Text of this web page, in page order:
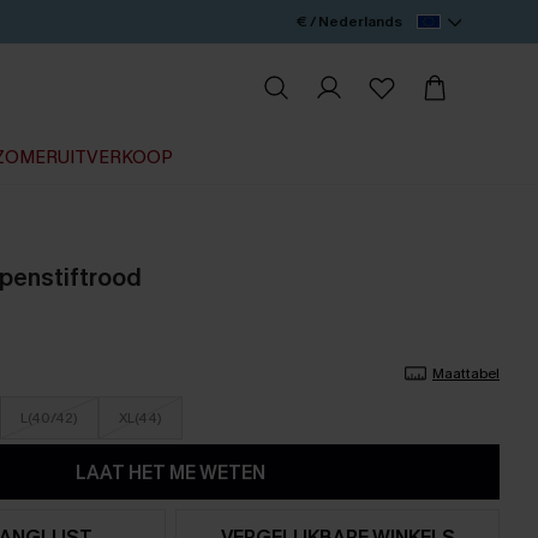
€ / Nederlands
Maattabel
L(40/42) XL(44)
LAAT HET ME WETEN